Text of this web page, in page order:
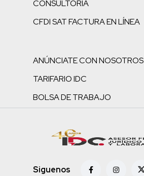
CONSULTORÍA
CFDI SAT FACTURA EN LÍNEA
ANÚNCIATE CON NOSOTROS
TARIFARIO IDC
BOLSA DE TRABAJO
Siguenos